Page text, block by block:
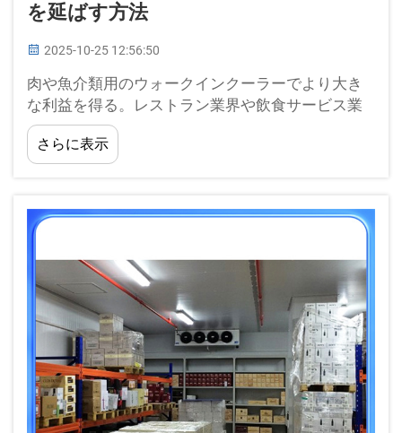
を延ばす方法
2025-10-25 12:56:50
肉や魚介類用のウォークインクーラーでより大き
な利益を得る。レストラン業界や飲食サービス業
界に従事している方なら、品質を保つために肉や
魚介類を新鮮な状態で保管することがいかに重要
かご存知でしょう。これを行う最善の方法は、そ
さらに表示